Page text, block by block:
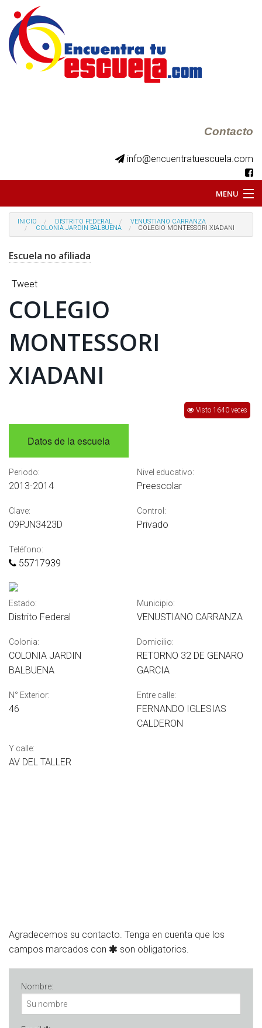
Contacto
info@encuentratuescuela.com
MENU
INICIO
CONTRATA PUBLICIDAD
INICIO DISTRITO FEDERAL
VENUSTIANO CARRANZA
COLONIA JARDIN BALBUENA
COLEGIO MONTESSORI XIADANI
Escuela no afiliada
Tweet
COLEGIO
MONTESSORI
XIADANI
Visto 1640 veces
Datos de la escuela
Periodo:
2013-2014
Nivel educativo:
Preescolar
Clave:
09PJN3423D
Control:
Privado
Teléfono:
55717939
Estado:
Distrito Federal
Municipio:
VENUSTIANO CARRANZA
Colonia:
COLONIA JARDIN
BALBUENA
Domicilio:
RETORNO 32 DE GENARO
GARCIA
N° Exterior:
46
Entre calle:
FERNANDO IGLESIAS
CALDERON
Y calle:
AV DEL TALLER
Agradecemos su contacto. Tenga en cuenta que los
campos marcados con
son obligatorios.
Nombre: